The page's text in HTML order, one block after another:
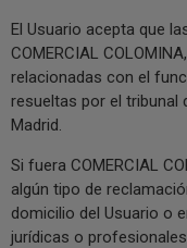
El Usuario acepta que
COMERCIAL
relacionadas con el
resueltas por el tribunal
Madrid.
Si fuera COMERCIAL
algún tipo de
domicilio del Usuario o
jurídicas o